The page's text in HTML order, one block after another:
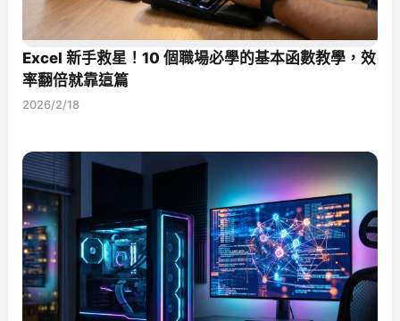
Excel 新手救星！10 個職場必學的基本函數教學，效
率翻倍就靠這篇
2026/2/18